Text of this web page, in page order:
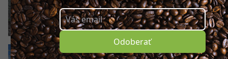
Odoberať
najkrajšie však prišlo o chvíľu neskôr
VIDEO Májovú ulicu začali dvíhať nad